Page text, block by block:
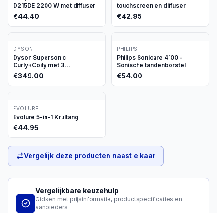
D215DE 2200 W met diffuser
€44.40
touchscreen en diffuser
€42.95
DYSON
Dyson Supersonic
Curly+Coily met 3
opzetstukken
€349.00
PHILIPS
Philips Sonicare 4100 -
Sonische tandenborstel
€54.00
EVOLURE
Evolure 5-in-1 Krultang
€44.95
Vergelijk deze producten naast elkaar
Vergelijkbare keuzehulp
Gidsen met prijsinformatie, productspecificaties en
aanbieders